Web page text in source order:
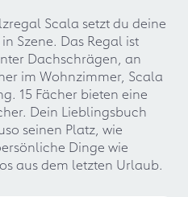
Scala setzt du deine
Szene. Das Regal ist
Dachschrägen, an
im Wohnzimmer, Scala
15 Fächer bieten eine
Dein Lieblingsbuch
seinen Platz, wie
Dinge wie
aus dem letzten Urlaub.